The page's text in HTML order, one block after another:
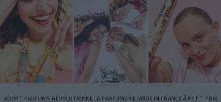
ADOPT PARFUMS RÉVOLUTIONNE LA PARFUMERIE MADE IN FRANCE À PETIT PRIX